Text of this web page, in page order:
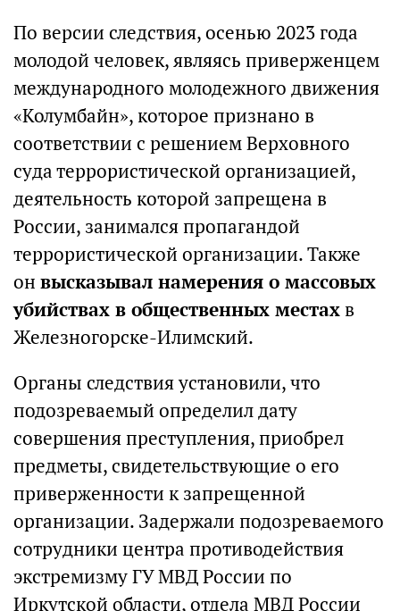
По версии следствия, осенью 2023 года
молодой человек, являясь приверженцем
международного молодежного движения
«Колумбайн», которое признано в
соответствии с решением Верховного
суда террористической организацией,
деятельность которой запрещена в
России, занимался пропагандой
террористической организации. Также
он высказывал намерения о массовых
убийствах в общественных местахв
Железногорске-Илимский.
Органы следствия установили, что
подозреваемый определил дату
совершения преступления, приобрел
предметы, свидетельствующие о его
приверженности к запрещенной
организации. Задержали подозреваемого
сотрудники центра противодействия
экстремизму ГУ МВД России по
Иркутской области, отдела МВД России